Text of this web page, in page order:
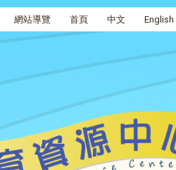
網站導覽 首頁 中文 English